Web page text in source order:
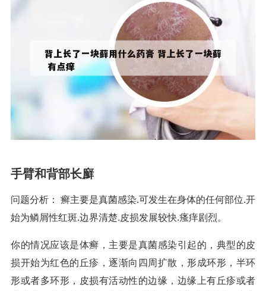
手臂和背部长廯
问题分析： 癣主要是真菌感染.可发生在身体的任何部位.开
始为鳞屑性红斑.边界清楚.皮损发展较快.瘙痒剧烈。
你的情况应该是体癣，主要是真菌感染引起的，典型的皮
损开始为红色的丘疹，逐渐向四周扩散，形成环形，半环
形或者多环形，皮损有活动性的边缘，边缘上有丘疹或者